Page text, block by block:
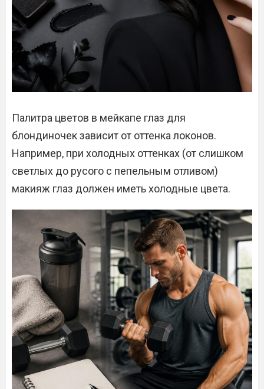
Палитра цветов в мейкапе глаз для
блондиночек зависит от оттенка локонов.
Например, при холодных оттенках (от слишком
светлых до русого с пепельным отливом)
макияж глаз должен иметь холодные цвета.